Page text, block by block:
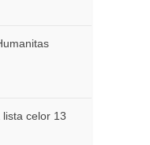
celor 13